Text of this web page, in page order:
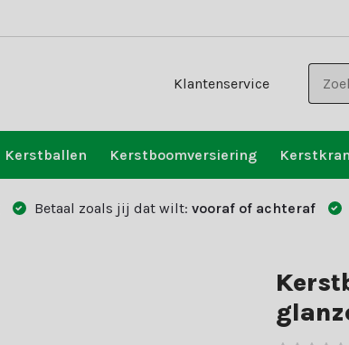
Klantenservice
Kerstballen Kerstboomversiering
Betaal zoals jij dat wilt: vooraf of achteraf